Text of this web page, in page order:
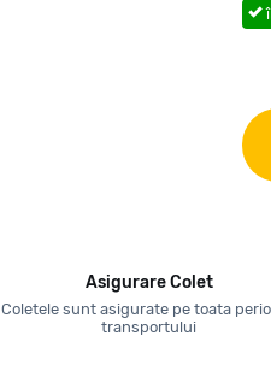
Asigurare Colet
Coletele sunt asigurate pe toata
transportului